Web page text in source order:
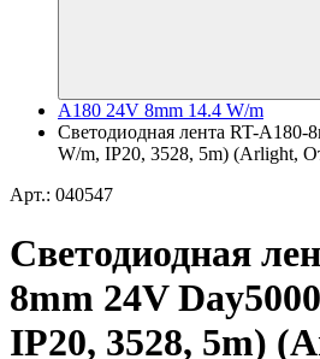
A180 24V 8mm 14.4 W/m
Светодиодная лента RT-A180-
W/m, IP20, 3528, 5m) (Arlight,
Арт.: 040547
Светодиодная
8mm 24V
IP20, 3528, 5m)